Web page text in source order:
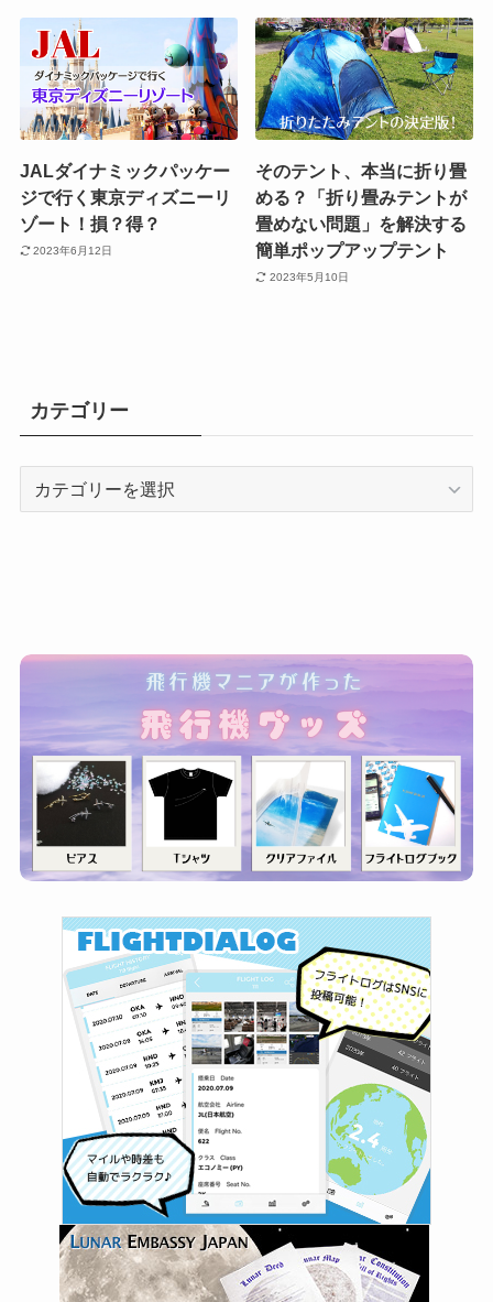
JALダイナミックパッケー
ジで行く東京ディズニーリ
ゾート！損？得？
2023年6月12日
そのテント、本当に折り畳
める？「折り畳みテントが
畳めない問題」を解決する
簡単ポップアップテント
2023年5月10日
カテゴリー